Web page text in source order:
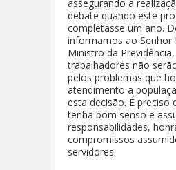
assegurando a
debate quando este
completasse um ano.
informamos ao Senhor
Ministro da
trabalhadores não
pelos problemas que
atendimento a
esta decisão. É preciso
tenha bom senso e
responsabilidades,
compromissos
servidores.